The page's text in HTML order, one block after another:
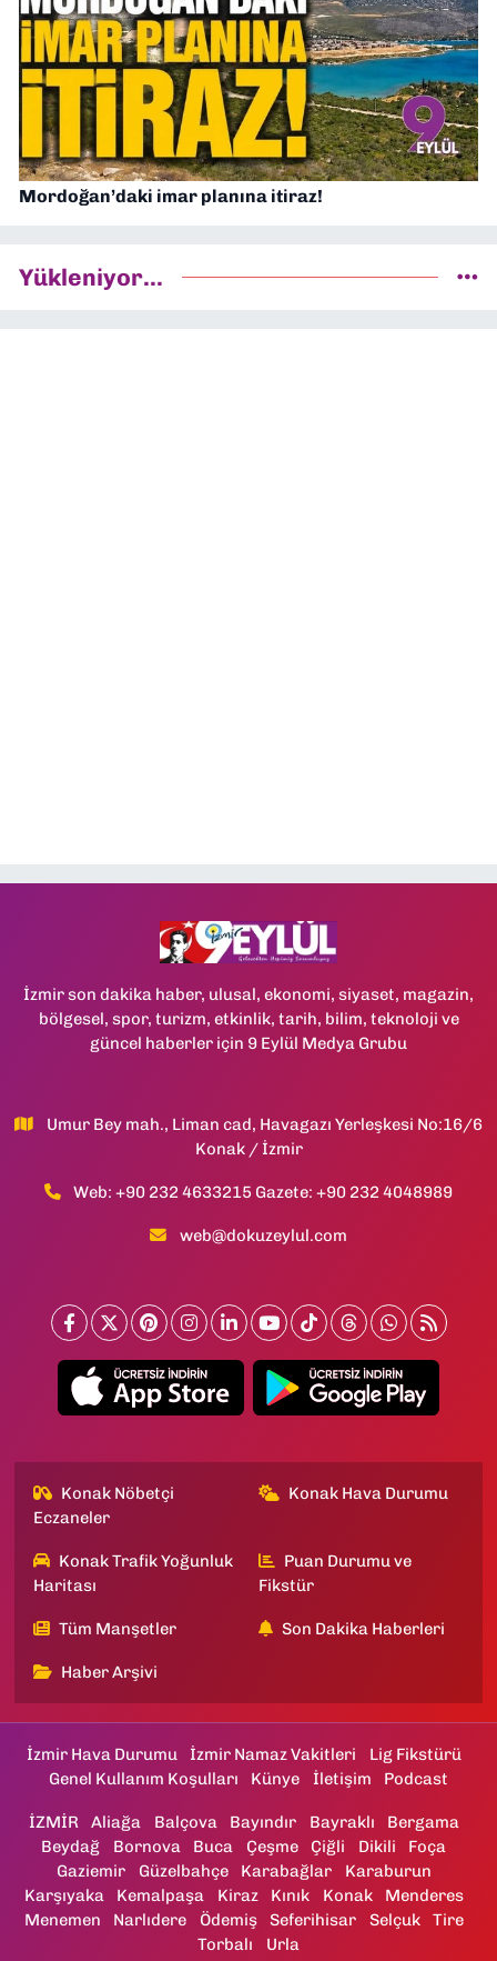
Mordoğan’daki imar planına itiraz!
Yükleniyor...
İzmir son dakika haber, ulusal, ekonomi, siyaset, magazin,
bölgesel, spor, turizm, etkinlik, tarih, bilim, teknoloji ve
güncel haberler için 9 Eylül Medya Grubu
Umur Bey mah., Liman cad, Havagazı Yerleşkesi No:16/6
Konak / İzmir
Web: +90 232 4633215 Gazete: +90 232 4048989
web@dokuzeylul.com
Konak Nöbetçi
Eczaneler
Konak Hava Durumu
Konak Trafik Yoğunluk
Haritası
Puan Durumu ve
Fikstür
Tüm Manşetler Son Dakika Haberleri
Haber Arşivi
İzmir Hava Durumu İzmir Namaz Vakitleri
Lig Fikstürü
Genel Kullanım Koşulları
Künye İletişim Podcast
İZMİR Aliağa Balçova Bayındır Bayraklı
Bergama
Beydağ
Bornova Buca Çeşme Çiğli Dikili
Foça
Gaziemir
Güzelbahçe Karabağlar
Karaburun
Karşıyaka
Kemalpaşa Kiraz Kınık Konak
Menderes
Menemen
Narlıdere Ödemiş Seferihisar Selçuk
Tire
Torbalı
Urla